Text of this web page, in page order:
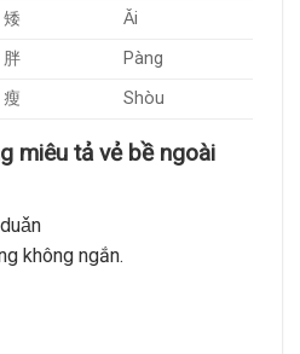
矮
Ǎi
胖
Pàng
瘦 Shòu
miêu tả vẻ bề ngoài
không ngắn.